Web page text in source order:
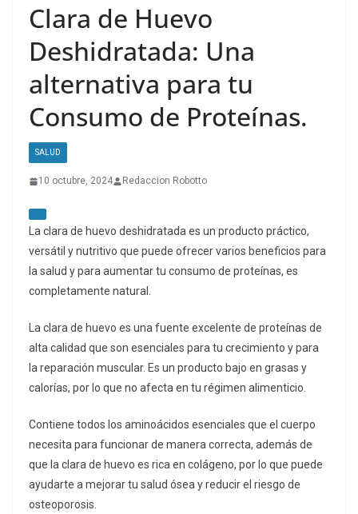
Clara de Huevo
Deshidratada: Una
alternativa para tu
Consumo de Proteínas.
SALUD
10 octubre, 2024 Redaccion Robotto
La clara de huevo deshidratada es un producto práctico,
versátil y nutritivo que puede ofrecer varios beneficios para
la salud y para aumentar tu consumo de proteínas, es
completamente natural.
La clara de huevo es una fuente excelente de proteínas de
alta calidad que son esenciales para tu crecimiento y para
la reparación muscular. Es un producto bajo en grasas y
calorías, por lo que no afecta en tu régimen alimenticio.
Contiene todos los aminoácidos esenciales que el cuerpo
necesita para funcionar de manera correcta, además de
que la clara de huevo es rica en colágeno, por lo que puede
ayudarte a mejorar tu salud ósea y reducir el riesgo de
osteoporosis.